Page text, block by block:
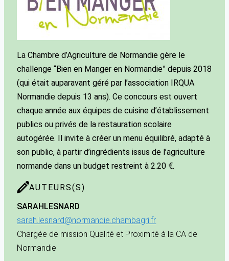
La Chambre d’Agriculture de Normandie gère le
challenge “Bien en Manger en Normandie” depuis 2018
(qui était auparavant géré par l’association IRQUA
Normandie depuis 13 ans). Ce concours est ouvert
chaque année aux équipes de cuisine d’établissement
publics ou privés de la restauration scolaire
autogérée. Il invite à créer un menu équilibré, adapté à
son public, à partir d’ingrédients issus de l’agriculture
normande dans un budget restreint à 2.20 €.
AUTEURS(S)
SARAH LESNARD
sarah.lesnard@normandie.chambagri.fr
Chargée de mission Qualité et Proximité à la CA de
Normandie